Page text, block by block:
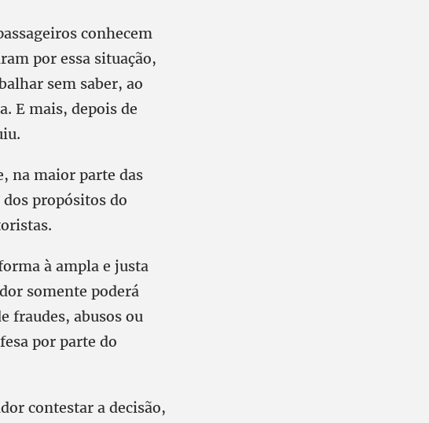
conhecem
por essa situação,
sem saber, ao
E mais, depois de
na maior parte das
propósitos do
à ampla e justa
somente poderá
fraudes, abusos ou
por parte do
contestar a decisão,